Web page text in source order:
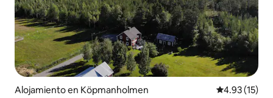
Alojamiento en Köpmanholmen Calificación
4.93 (15)